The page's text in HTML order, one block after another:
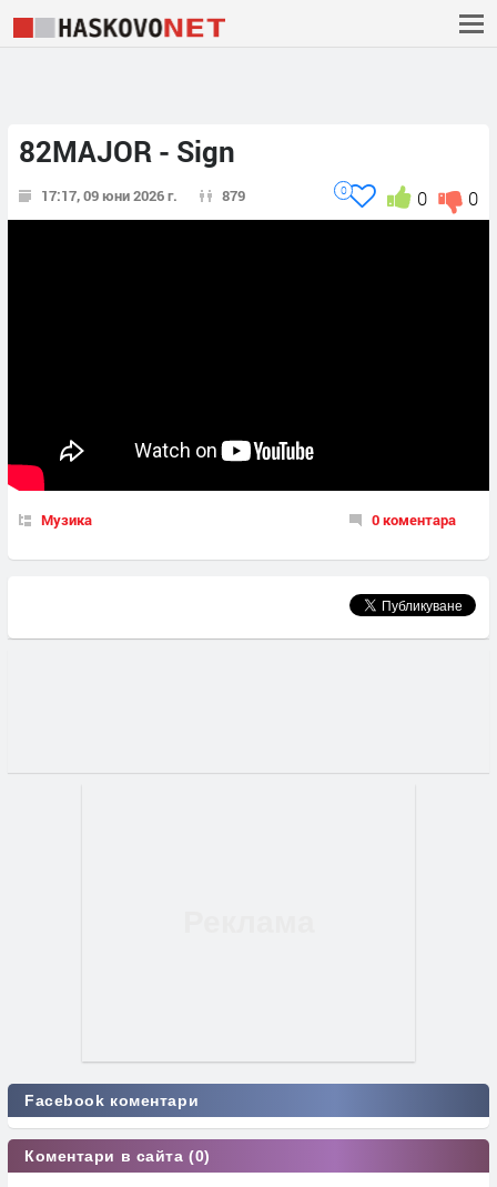
82MAJOR - Sign
17:17, 09 юни 2026 г. 879 0
0
0
Музика 0 коментара
Facebook коментари
Коментари в сайта (0)